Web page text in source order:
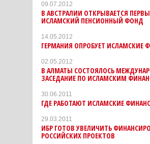
09.07.2012
В АВСТРАЛИИ ОТКРЫВАЕТСЯ
ИСЛАМСКИЙ ПЕНСИОННЫЙ ФОНД
14.05.2012
ГЕРМАНИЯ ОПРОБУЕТ ИСЛАМСКИЕ
02.05.2012
В АЛМАТЫ СОСТОЯЛОСЬ
ЗАСЕДАНИЕ ПО ИСЛАМСКИМ
30.06.2011
ГДЕ РАБОТАЮТ ИСЛАМСКИЕ
29.03.2011
ИБР ГОТОВ УВЕЛИЧИТЬ
РОССИЙСКИХ ПРОЕКТОВ